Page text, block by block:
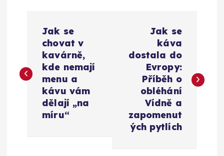
v
Jak se
chovat v
kavárně,
kde nemají
menu a
kávu vám
dělají „na
míru“
Jak se
káva
dostala do
Evropy:
Příběh o
obléhání
Vídně a
zapomenut
ých pytlích